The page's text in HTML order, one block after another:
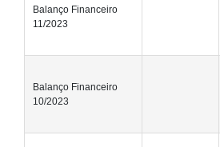
Balanço Financeiro
11/2023
Balanço Financeiro
10/2023